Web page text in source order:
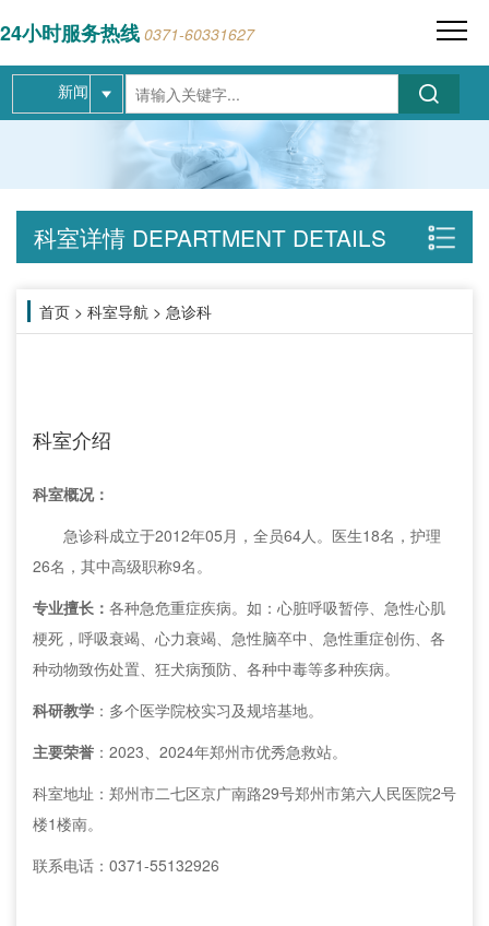
24小时服务热线 0371-60331627
新闻
科室详情 DEPARTMENT DETAILS
首页 > 科室导航 > 急诊科
科室介绍
科室概况：
急诊科成立于2012年05月，全员64人。医生18名，护理
26名，其中高级职称9名。
专业擅长： 各种急危重症疾病。如：心脏呼吸暂停、急性心肌
梗死，呼吸衰竭、心力衰竭、急性脑卒中、急性重症创伤、各
种动物致伤处置、狂犬病预防、各种中毒等多种疾病。
科研教学 ：多个医学院校实习及规培基地。
主要荣誉 ：2023、2024年郑州市优秀急救站。
科室地址：郑州市二七区京广南路29号郑州市第六人民医院2号
楼1楼南。
联系电话：0371-55132926